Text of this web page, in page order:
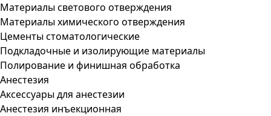
Материалы светового отверждения
Материалы химического отверждения
Цементы стоматологические
Подкладочные и изолирующие материалы
Полирование и финишная обработка
Анестезия
Аксессуары для анестезии
Анестезия инъекционная